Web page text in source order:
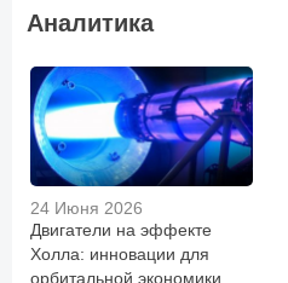
Аналитика
24 Июня 2026
Двигатели на эффекте
Холла: инновации для
орбитальной экономики